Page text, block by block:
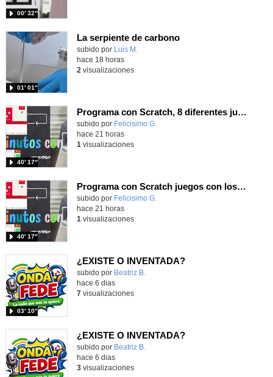
00′ 32″
La serpiente de carbono
Contenido educativo.
subido por Luis M.
01′ 01″
hace 18 horas
2 visualizaciones
Programa con Scratch, 8 diferentes juegos para vivir la emoción de los partidos de España en el mundial 2026
Contenido educativo.
subido por Felicisimo G.
40′ 17″
hace 21 horas
1 visualizaciones
Programa con Scratch juegos con los partidos del mundial 2026 ganados por España
Contenido educativo.
subido por Felicisimo G.
40′ 17″
hace 21 horas
1 visualizaciones
¿EXISTE O INVENTADA?
Contenido educativo.
subido por Beatriz B.
03′ 10″
hace 6 dias
7visualizaciones
¿EXISTE O INVENTADA?
Contenido educativo.
subido por Beatriz B.
hace 6 dias
3visualizaciones